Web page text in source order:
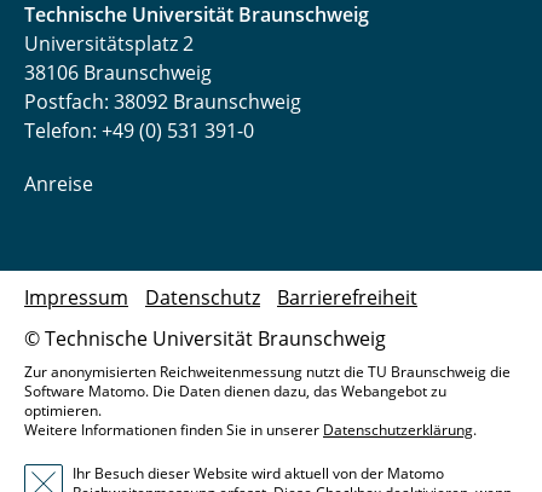
Technische Universität Braunschweig
Universitätsplatz 2
38106 Braunschweig
Postfach: 38092 Braunschweig
Telefon: +49 (0) 531 391-0
Anreise
© Technische Universität Braunschweig
Impressum Datenschutz Barrierefreiheit
Zur anonymisierten Reichweitenmessung nutzt die TU Braunschweig die
Software Matomo. Die Daten dienen dazu, das Webangebot zu
optimieren.
Weitere Informationen finden Sie in unserer Datenschutzerklärung.
Ihr Besuch dieser Website wird aktuell von der Matomo